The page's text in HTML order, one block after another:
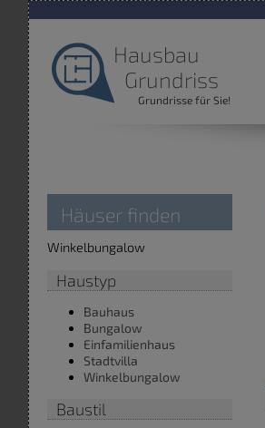
Hausbau
Grundriss
Grundrisse für Sie!
Häuser finden
Winkelbungalow
Haustyp
Bauhaus
Bungalow
Einfamilienhaus
Stadtvilla
Winkelbungalow
Baustil